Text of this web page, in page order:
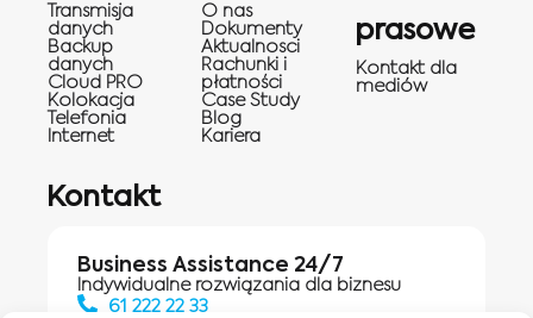
Transmisja
danych
Backup
danych
Cloud PRO
Kolokacja
Telefonia
Internet
O nas
Dokumenty
Aktualnosci
Rachunki i
płatności
Case Study
Blog
Kariera
prasowe
Kontakt dla
mediów
Kontakt
Business Assistance 24/7
Indywidualne rozwiązania dla biznesu
61 222 22 33